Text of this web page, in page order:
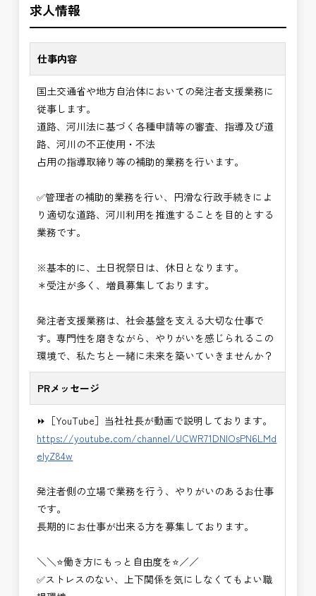
か？
✅ストレスのない、上下関係を気にしなくてもよい
職場環境
✅「仕事のやりがい」と「賃金」のバランスを大切
に致します。
⭐＝＝お祝い金100,000円＝＝⭐
※お祝い金の支給条件は、入社より3ヶ月経過され
た方が対象となります。
その他支給条件の詳細については、問い合わせくだ
さい。
■勤務地について、ご希望のある方は別途ご相談く
ださい。
国土交通省、地方自治体
■発注者支援業務＜希望する業務をお選びくださ
い。＞
・＜急募＞資料作成業務
・NEXCO（ネクスコ）施工管理
・NEXCO（ネクスコ）点検業務
・電気工事監督支援業務
・積算技術業務
・設計コンサルティング業務（数量算出、図面の
修正など）
・河川巡視支援業務
・道路許認可審査・適正化指導業務
・調査設計資料作成業務
・施工体制調査員
※応募書類等の送付方法につきましては、基本的に
Ｅメールで送付
頂きたいと思います。
求人情報
仕事内容
国土交通省や地方自治体においての発注者支援業務に
従事します。
道路、河川法に基づく各種申請等の審査、指導及び道
路、河川の不正使用・不法
占用の指導取締り等の補助的業務を行います。
✅管理者の補助的業務を行い、円滑な行政手続きによ
り適切な道路、河川利用を推進することを目的とする
業務です。
※基本的に、土日祝祭日は、休日となります。
＊受注が多く、増員募集しております。
発注者支援業務は、社会基盤を支える大切な仕事で
す。専門性を磨きながら、やりがいを感じられるこの
環境で、私たちと一緒に未来を築いていきませんか？
PRメッセージ
⏩［YouTube］当社社長が動画で説明しております。
https://youtube.com/channel/UCWR71DNlOsPN6LMd
eIyZ84w
発注者側の立場で業務を行う、やりがいのあるお仕事
です。
長期的にお仕事が出来る方を募集しております。
＼＼⭐働き方にもっと自由度を⭐／／
✅ストレスのない、上下関係を気にしなくてもよい職